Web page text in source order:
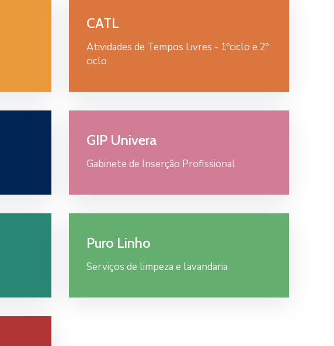
CATL
Atividades de Tempos Livres - 1ºciclo e 2º
ciclo
GIP Univera
Gabinete de Inserção Profissional
Puro Linho
Serviços de limpeza e lavandaria